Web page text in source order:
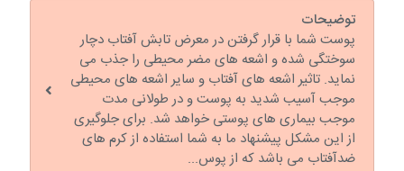
توضیحات
پوست شما با قرار گرفتن در معرض تابش آفتاب دچار
سوختگی شده و اشعه های مضر محیطی را جذب می
نماید. تاثیر اشعه های آفتاب و سایر اشعه های محیطی
موجب آسیب شدید به پوست و در طولانی مدت
موجب بیماری های پوستی خواهد شد. برای جلوگیری
از این مشکل پیشنهاد ما به شما استفاده از کرم های
ضدآفتاب می باشد که از پوس...